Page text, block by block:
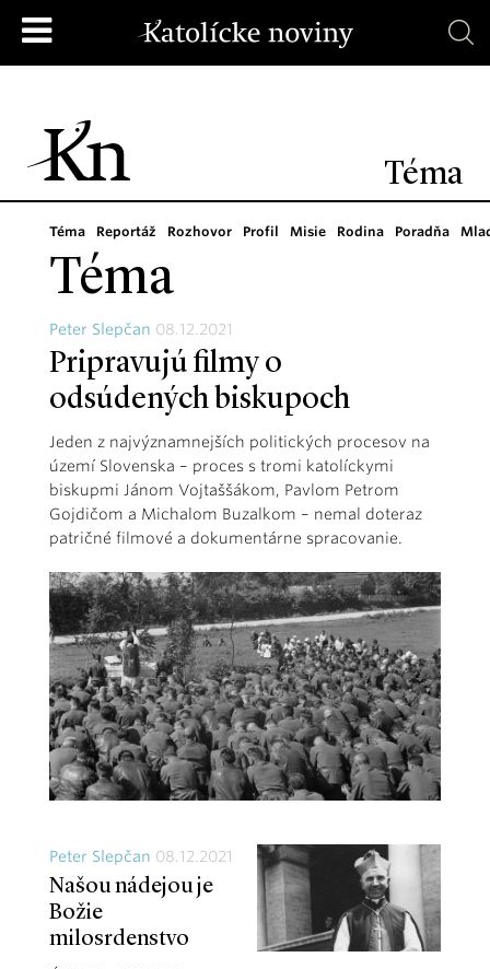
Téma
Téma Reportáž Rozhovor Profil Misie Rodina Poradňa
Téma
Peter Slepčan 08.12.2021
Pripravujú filmy o
odsúdených biskupoch
Jeden z najvýznamnejších politických procesov na
území Slovenska – proces s tromi katolíckymi
biskupmi Jánom Vojtaššákom, Pavlom Petrom
Gojdičom a Michalom Buzalkom – nemal doteraz
patričné filmové a dokumentárne spracovanie.
Peter Slepčan 08.12.2021
Našou nádejou je
Božie
milosrdenstvo